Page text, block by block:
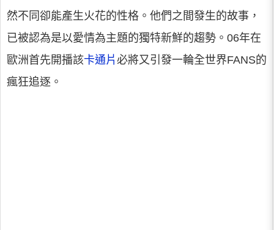
然不同卻能產生火花的性格。他們之間發生的故事，
已被認為是以愛情為主題的獨特新鮮的趨勢。06年在
歐洲首先開播該卡通片 必將又引發一輪全世界FANS的
瘋狂追逐。